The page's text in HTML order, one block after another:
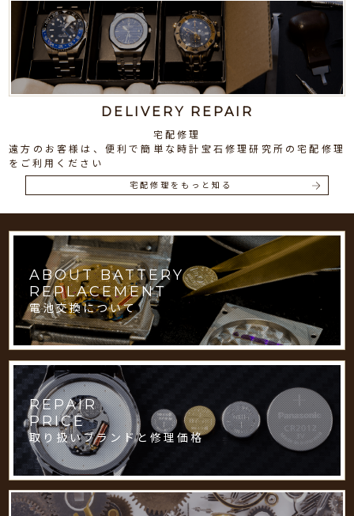
DELIVERY REPAIR
宅配修理
遠方のお客様は、便利で簡単な時計宝石修理研究所の宅配修理
をご利用ください
宅配修理をもっと知る
ABOUT BATTERY
REPLACEMENT
電池交換について
REPAIR
PRICE
取り扱いブランドと修理価格